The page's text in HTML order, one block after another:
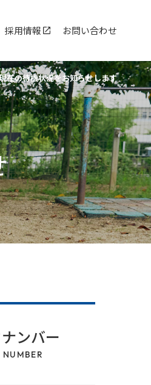
採用情報 お問い合わせ
在の待機状況をお知らせします
ンバー
NUMBER